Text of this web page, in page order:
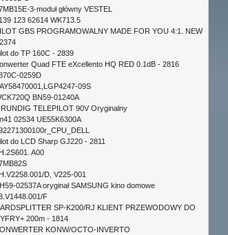
3-moduł główny VESTEL
123 62614 WK713.5
GBS PROGRAMOWALNY MADE FOR YOU 4:1. NEW
do TP 160C - 2839
Quad FTE eXcellento HQ RED 0.1dB - 2816
0259D
09S
BN59-01240A
TELEPILOT 90V Oryginalny
02534 UE55K6300A
do LCD Sharp GJ220 - 2811
A00
D, V225-001
02537A oryginał SAMSUNG kino domowe
F
SP-K200/RJ KLIENT PRZEWODOWY DO
200m - 1814
KONW/OCTO-INVERTO